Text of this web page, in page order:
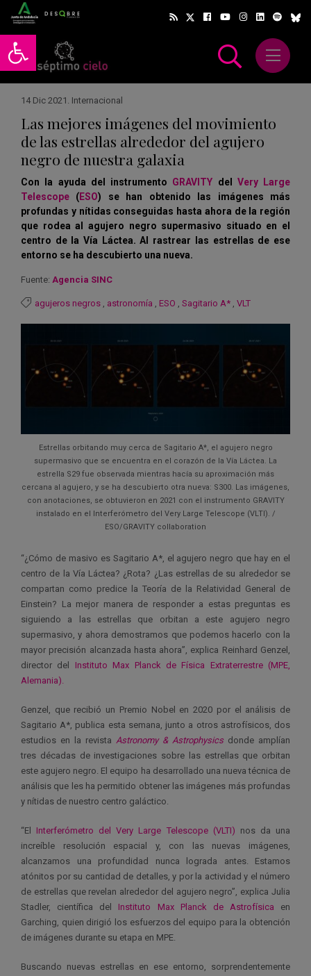
Abrir barra de herramientas
Abrir
14 Dic 2021 . Internacional
Las mejores imágenes del movimiento
de las estrellas alrededor del agujero
negro de nuestra galaxia
Con la ayuda del instrumento GRAVITY del Very Large
Telescope (ESO) se han obtenido las imágenes más
profundas y nítidas conseguidas hasta ahora de la región
que rodea al agujero negro supermasivo situado en el
centro de la Vía Láctea. Al rastrear las estrellas de ese
entorno se ha descubierto una nueva.
Fuente: Agencia SINC
agujeros negros , astronomía , ESO , Sagitario A* , VLT
Estrellas orbitando muy cerca de Sagitario A*, el agujero negro
supermasivo que se encuentra en el corazón de la Vía Láctea. La
estrella S29 fue observada mientras hacía su aproximación más
cercana al agujero, y se ha descubierto otra nueva: S300. Las imágenes,
con anotaciones, se obtuvieron en 2021 con el instrumento GRAVITY
instalado en el Interferómetro del Very Large Telescope (VLTI). /
ESO/GRAVITY collaboration
“¿Cómo de masivo es Sagitario A*, el agujero negro que hay en el
centro de la Vía Láctea? ¿Rota? ¿Las estrellas de su alrededor se
compartan como predice la Teoría de la Relatividad General de
Einstein? La mejor manera de responder a estas preguntas es
siguiendo a las estrellas que orbitan a este agujero negro
supermasivo, y ahora demostramos que podemos hacerlo con la
mayor precisión alcanzada hasta ahora”, explica Reinhard Genzel,
director del Instituto Max Planck de Física Extraterrestre (MPE,
Alemania).
Genzel, que recibió un Premio Nobel en 2020 por el análisis de
Sagitario A*, publica esta semana, junto a otros astrofísicos, dos
estudios en la revista Astronomy & Astrophysicsdonde amplían
tres décadas de investigaciones sobre las estrellas que orbitan
este agujero negro. El equipo ha desarrollado una nueva técnica de
análisis que les ha permitido obtener las imágenes más profundas
y nítidas de nuestro centro galáctico.
“El Interferómetro del Very Large Telescope (VLTI) nos da una
increíble resolución espacial y, con las nuevas imágenes,
alcanzamos una profundidad nunca lograda antes. Estamos
atónitos por su cantidad de detalles, y por la actividad y el número
de estrellas que revelan alrededor del agujero negro”, explica Julia
Stadler, científica del Instituto Max Planck de Astrofísica en
Garching, quien dirigió los esfuerzos del equipo para la obtención
de imágenes durante su etapa en MPE.
Buscando nuevas estrellas en ese entorno, sorprendentemente